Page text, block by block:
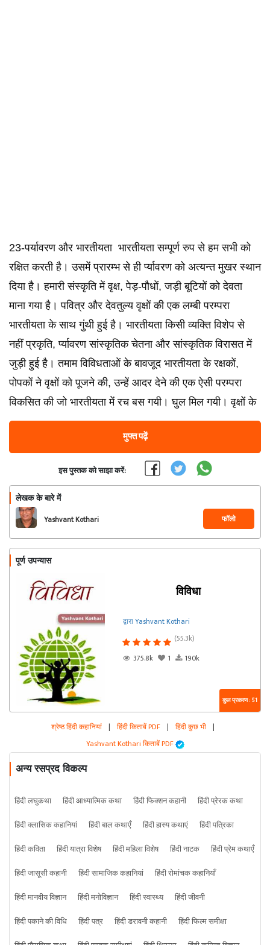
23-पर्यावरण और भारतीयता भारतीयता सम्पूर्ण रुप से हम सभी को
रक्षित करती है। उसमें प्रारम्भ से ही र्प्यावरण को अत्यन्त मुखर स्थान
दिया है। हमारी संस्कृति में वृक्ष, पेड़-पौधों, जड़ी बूटियों को देवता
माना गया है। पवित्र और देवतुल्य वृक्षों की एक लम्बी परम्परा
भारतीयता के साथ गुंथी हुई है। भारतीयता किसी व्यक्ति विशेप से
नहीं प्रकृति, र्प्यावरण सांस्कृतिक चेतना और सांस्कृतिक विरासत में
जुड़ी हुई है। तमाम विविधताओं के बावजूद भारतीयता के रक्षकों,
पोपकों ने वृक्षों को पूजने की, उन्हें आदर देने की एक ऐसी परम्परा
विकसित की जो भारतीयता में रच बस गयी। घुल मिल गयी। वृक्षों के
मुफ्त पढ़ें
इस पुस्तक को साझा करें:
लेखक के बारे में
Yashvant Kothari फॉलो
पूर्ण उपन्यास
विविधा
द्वारा Yashvant Kothari
(55.3k)
375.8k
1 190k
कुल प्रकरण : 51
श्रेष्ठ हिंदी कहानियां | हिंदी किताबें PDF | हिंदी कुछ भी |
Yashvant Kothari किताबें PDF
अन्य रसप्रद विकल्प
हिंदी लघुकथा हिंदी आध्यात्मिक कथा हिंदी फिक्शन कहानी
हिंदी प्रेरक कथा
हिंदी क्लासिक कहानियां
हिंदी बाल कथाएँ हिंदी हास्य कथाएं
हिंदी पत्रिका
हिंदी कविता
हिंदी यात्रा विशेष हिंदी महिला विशेष हिंदी नाटक
हिंदी प्रेम कथाएँ
हिंदी जासूसी कहानी
हिंदी सामाजिक कहानियां
हिंदी रोमांचक कहानियाँ
हिंदी मानवीय विज्ञान
हिंदी मनोविज्ञान हिंदी स्वास्थ्य
हिंदी जीवनी
हिंदी पकाने की विधि
हिंदी पत्र हिंदी डरावनी कहानी
हिंदी फिल्म समीक्षा